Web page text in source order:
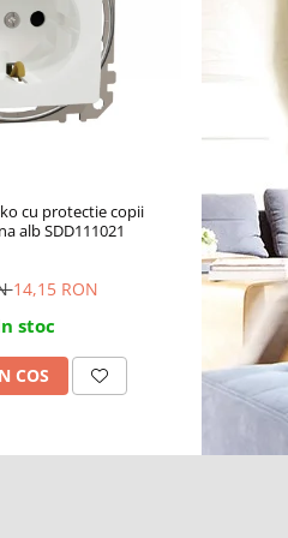
cu protectie copii
alb SDD111021
14,15 RON
stoc
COS
Priza